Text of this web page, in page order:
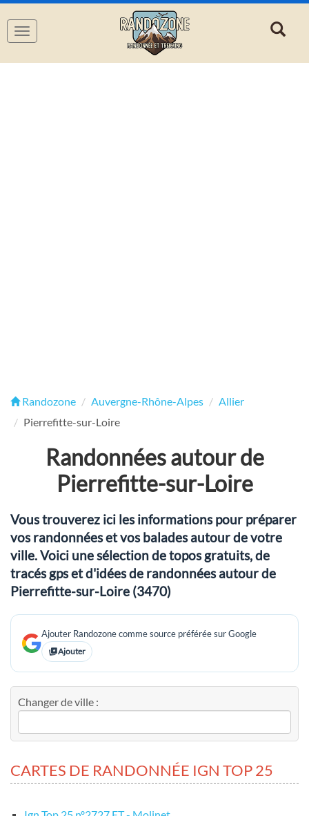
Navigation
Randozone Auvergne-Rhône-Alpes
Allier
Pierrefitte-sur-Loire
Randonnées autour de
Pierrefitte-sur-Loire
Vous trouverez ici les informations pour préparer
vos randonnées et vos balades autour de votre
ville. Voici une sélection de topos gratuits, de
tracés gps et d'idées de randonnées autour de
Pierrefitte-sur-Loire (3470)
Ajouter Randozone comme source préférée sur Google
Ajouter
Changer de ville :
CARTES DE RANDONNÉE IGN TOP 25